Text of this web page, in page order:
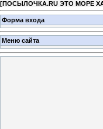
[ПОСЫЛОЧКА.RU ЭТО МОРЕ
Форма входа
Меню сайта